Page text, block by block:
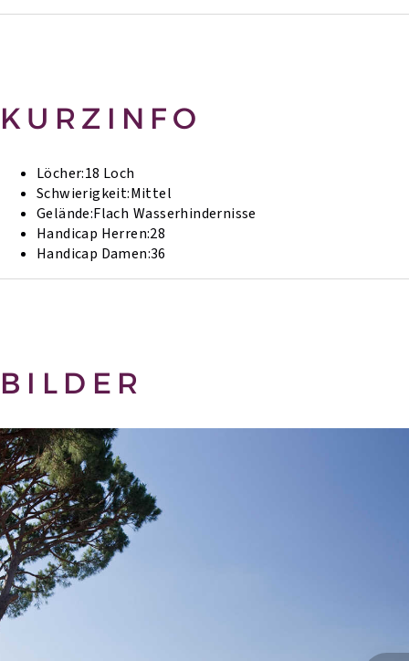
KURZINFO
Löcher:18 Loch
Schwierigkeit:Mittel
Gelände:Flach Wasserhindernisse
Handicap Herren:28
Handicap Damen:36
BILDER